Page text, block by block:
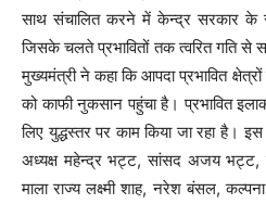
साथ संचालित करने में केन्द्र सरकार के
जिसके चलते प्रभावितों तक त्वरित गति से
मुख्यमंत्री ने कहा कि आपदा प्रभावित
को काफी नुकसान पहुंचा है। प्रभावित
लिए युद्धस्तर पर काम किया जा रहा है।
अध्यक्ष महेन्द्र भट्ट, सांसद अजय भट्ट,
माला राज्य लक्ष्मी शाह, नरेश बंसल,